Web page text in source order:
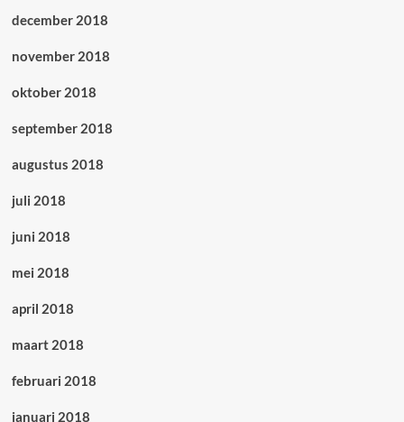
december 2018
november 2018
oktober 2018
september 2018
augustus 2018
juli 2018
juni 2018
mei 2018
april 2018
maart 2018
februari 2018
januari 2018